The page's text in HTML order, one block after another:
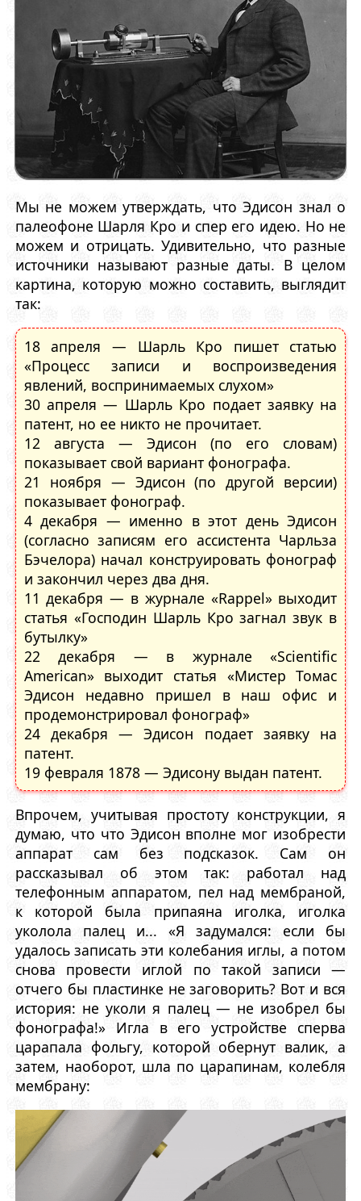
Мы не можем утверждать, что Эдисон знал о
палеофоне Шарля Кро и спер его идею. Но не
можем и отрицать. Удивительно, что разные
источники называют разные даты. В целом
картина, которую можно составить, выглядит
так:
18 апреля — Шарль Кро пишет статью
«Процесс записи и воспроизведения
явлений, воспринимаемых слухом»
30 апреля — Шарль Кро подает заявку на
патент, но ее никто не прочитает.
12 августа — Эдисон (по его словам)
показывает свой вариант фонографа.
21 ноября — Эдисон (по другой версии)
показывает фонограф.
4 декабря — именно в этот день Эдисон
(согласно записям его ассистента Чарльза
Бэчелора) начал конструировать фонограф
и закончил через два дня.
11 декабря — в журнале «Rappel» выходит
статья «Господин Шарль Кро загнал звук в
бутылку»
22 декабря — в журнале «Scientific
American» выходит статья «Мистер Томас
Эдисон недавно пришел в наш офис и
продемонстрировал фонограф»
24 декабря — Эдисон подает заявку на
патент.
19 февраля 1878 — Эдисону выдан патент.
Впрочем, учитывая простоту конструкции, я
думаю, что что Эдисон вполне мог изобрести
аппарат сам без подсказок. Сам он
рассказывал об этом так: работал над
телефонным аппаратом, пел над мембраной,
к которой была припаяна иголка, иголка
уколола палец и... «Я задумался: если бы
удалось записать эти колебания иглы, а потом
снова провести иглой по такой записи —
отчего бы пластинке не заговорить? Вот и вся
история: не уколи я палец — не изобрел бы
фонографа!» Игла в его устройстве сперва
царапала фольгу, которой обернут валик, а
затем, наоборот, шла по царапинам, колебля
мембрану: